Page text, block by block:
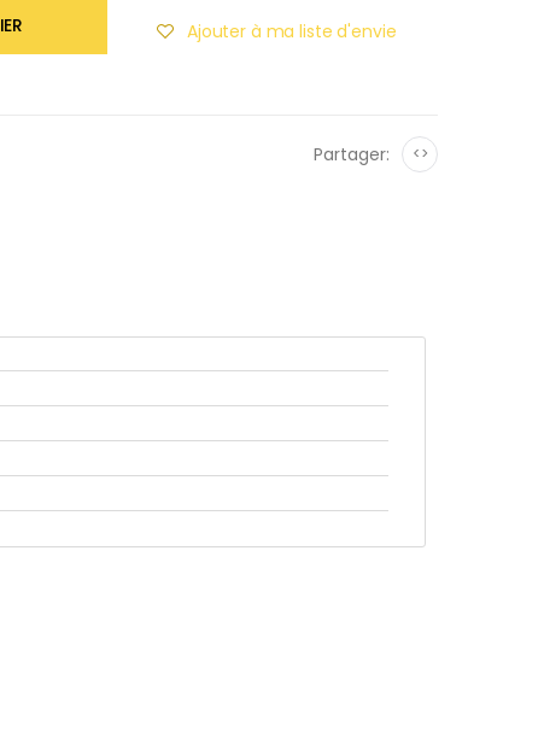
Ajouter à ma liste d'envie
Partager: <>